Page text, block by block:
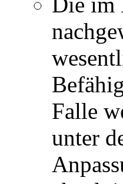
Falle
unter